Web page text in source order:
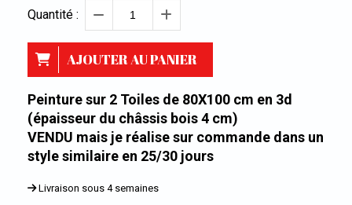
Quantité :
AJOUTER AU PANIER
Peinture sur 2 Toiles de 80X100 cm en 3d
(épaisseur du châssis bois 4 cm)
VENDU mais je réalise sur commande dans un
style similaire en 25/30 jours
Livraison sous 4 semaines